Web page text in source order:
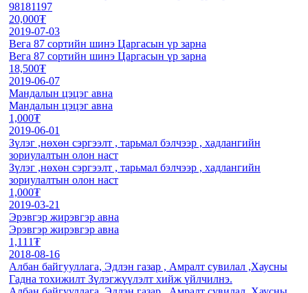
98181197
20,000₮
2019-07-03
Вега 87 сортийн шинэ Царгасын үр зарна
Вега 87 сортийн шинэ Царгасын үр зарна
18,500₮
2019-06-07
Мандалын цэцэг авна
Мандалын цэцэг авна
1,000₮
2019-06-01
Зүлэг ,нөхөн сэргээлт , тарьмал бэлчээр , хадлангийн
зориулалтын олон наст
Зүлэг ,нөхөн сэргээлт , тарьмал бэлчээр , хадлангийн
зориулалтын олон наст
1,000₮
2019-03-21
Эрэвгэр жирэвгэр авна
Эрэвгэр жирэвгэр авна
1,111₮
2018-08-16
Албан байгууллага, Эдлэн газар , Амралт сувилал ,Хаусны
Гадна тохижилт Зүлэгжүүлэлт хийж үйлчилнэ.